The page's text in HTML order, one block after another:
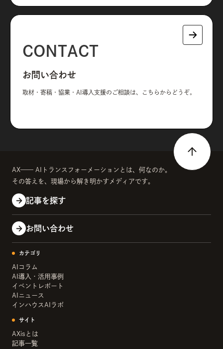
CONTACT
お問い合わせ
取材・寄稿・協業・AI導入支援のご相談は、こちらからどうぞ。
AX—— AIトランスフォーメーションとは、何なのか。
その答えを、現場から解き明かすメディアです。
記事を探す
お問い合わせ
カテゴリ
AIコラム
AI導入・活用事例
イベントレポート
AIニュース
インハウスAIラボ
サイト
AXisとは
記事一覧